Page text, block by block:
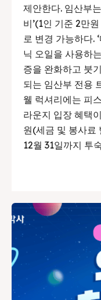
제안한다. 임산부
비’(1인 기준 2만
로 변경 가능하다.
닉 오일을 사용하
증을 완화하고 붓
되는 임산부 전용
웰 럭셔리에는 피
라운지 입장 혜택
원(세금 및 봉사료
12월 31일까지 투